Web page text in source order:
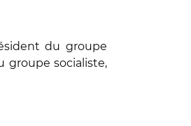
du groupe
groupe socialiste,